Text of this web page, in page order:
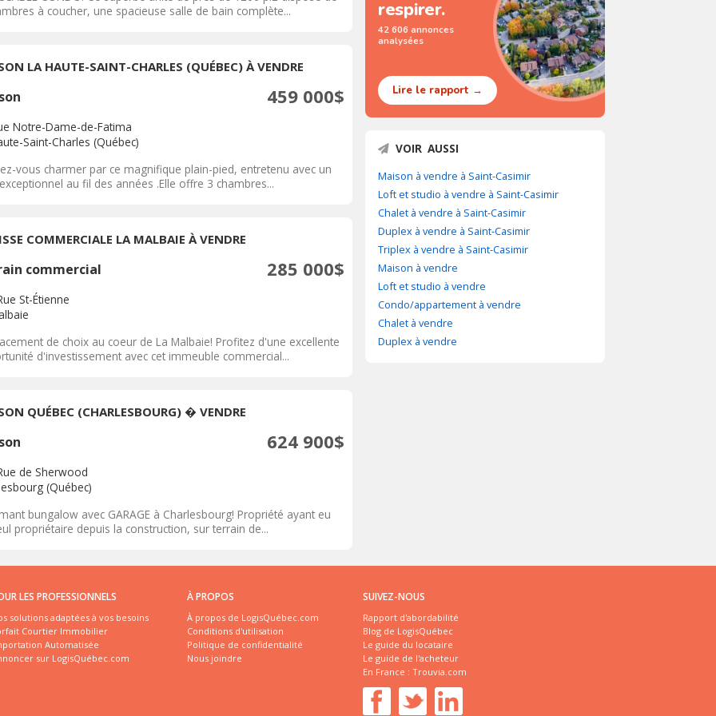
à coucher, une spacieuse salle de bain complète...
LA HAUTE-SAINT-CHARLES (QUÉBEC) À VENDRE
459 000$
Notre-Dame-de-Fatima
Saint-Charles (Québec)
vous charmer par ce magnifique plain-pied, entretenu avec un
au fil des années .Elle offre 3 chambres...
COMMERCIALE LA MALBAIE À VENDRE
commercial 285 000$
St-Étienne
de choix au coeur de La Malbaie! Profitez d'une excellente
d'investissement avec cet immeuble commercial...
QUÉBEC (CHARLESBOURG) � VENDRE
624 900$
de Sherwood
(Québec)
bungalow avec GARAGE à Charlesbourg! Propriété ayant eu
propriétaire depuis la construction, sur terrain de...
respirer.
42 606 annonces
analysées
Lire le rapport →
VOIR AUSSI
Maison à vendre à Saint-Casimir
Loft et studio à vendre à Saint-Casimir
Chalet à vendre à Saint-Casimir
Duplex à vendre à Saint-Casimir
Triplex à vendre à Saint-Casimir
Maison à vendre
Loft et studio à vendre
Condo/appartement à vendre
Chalet à vendre
Duplex à vendre
LES PROFESSIONNELS
solutions adaptées à vos besoins
Courtier Immobilier
Automatisée
sur LogisQuébec.com
À PROPOS
À propos de LogisQuébec.com
Conditions d'utilisation
Politique de confidentialité
Nous joindre
SUIVEZ-NOUS
Rapport d'abordabilité
Blog de LogisQuébec
Le guide du locataire
Le guide de l'acheteur
En France : Trouvia.com